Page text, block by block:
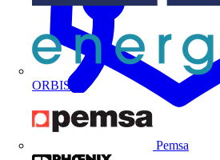
ORBIS
Pemsa